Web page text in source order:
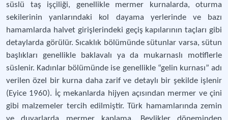
süslü taş işçiliği, genellikle mermer kurnalarda, oturma
sekilerinin yanlarındaki kol dayama yerlerinde ve bazı
hamamlarda halvet girişlerindeki geçiş kapılarının taçları gibi
detaylarda görülür. Sıcaklık bölümünde sütunlar varsa, sütun
başlıkları genellikle baklavalı ya da mukarnaslı motiflerle
süslenir. Kadınlar bölümünde ise genellikle “gelin kurnası” adı
verilen özel bir kurna daha zarif ve detaylı bir şekilde işlenir
(Eyice 1960). İç mekanlarda hijyen açısından mermer ve çini
gibi malzemeler tercih edilmiştir. Türk hamamlarında zemin